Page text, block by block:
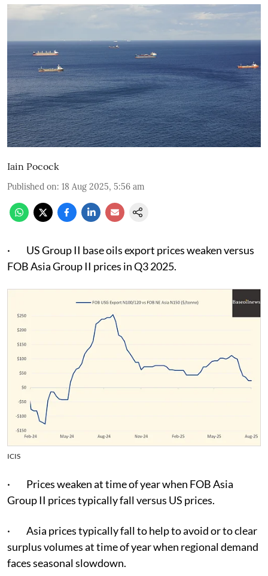
Iain Pocock
Published on: 18 Aug 2025, 5:56 am
· US Group II base oils export prices weaken versus
FOB Asia Group II prices in Q3 2025.
ICIS
· Prices weaken at time of year when FOB Asia
Group II prices typically fall versus US prices.
· Asia prices typically fall to help to avoid or to clear
surplus volumes at time of year when regional demand
faces seasonal slowdown.